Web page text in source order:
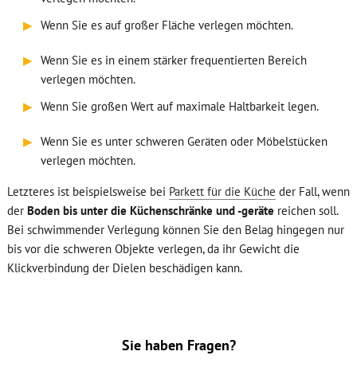
▶ Wenn Sie es auf großer Fläche verlegen möchten.
▶ Wenn Sie es in einem stärker frequentierten Bereich
verlegen möchten.
▶ Wenn Sie großen Wert auf maximale Haltbarkeit legen.
▶ Wenn Sie es unter schweren Geräten oder Möbelstücken
verlegen möchten.
Letzteres ist beispielsweise bei Parkett für die Küche der Fall, wenn
der Boden bis unter die Küchenschränke und -geräte reichen soll.
Bei schwimmender Verlegung können Sie den Belag hingegen nur
bis vor die schweren Objekte verlegen, da ihr Gewicht die
Klickverbindung der Dielen beschädigen kann.
Sie haben Fragen?